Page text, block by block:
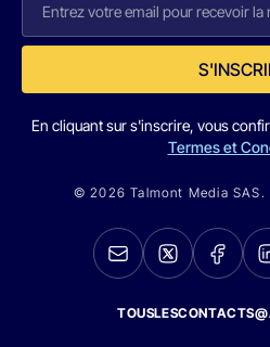
En cliquant sur s'inscrire, vous
Termes et
© 2026 Talmont Media